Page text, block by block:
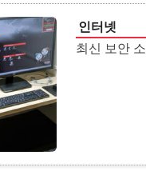
인터넷
최신 보안